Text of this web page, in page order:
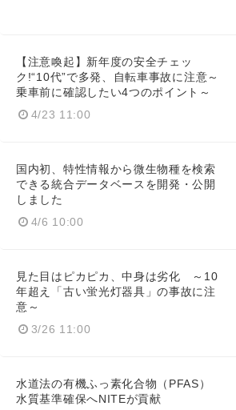
【注意喚起】新年度の安全チェッ
ク!“10代”で多発、自転車事故に注意～
乗車前に確認したい4つのポイント～
4/23 11:00
国内初、特性情報から微生物種を検索
できる統合データベースを開発・公開
しました
4/6 10:00
見た目はピカピカ、中身は劣化 ～10
年超え「古い蛍光灯器具」の事故に注
意～
3/26 11:00
水道法の有機ふっ素化合物（PFAS）
水質基準確保へNITEが貢献